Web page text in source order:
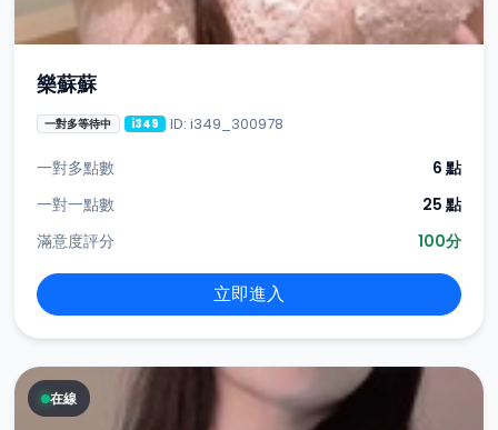
樂蘇蘇
一對多等待中 i349 ID: i349_300978
一對多點數
6 點
一對一點數
25 點
滿意度評分
100分
立即進入
在線